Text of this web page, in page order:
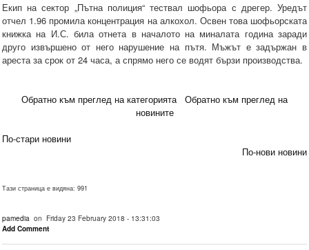
Екип на сектор „Пътна полиция“ тествал шофьора с дрегер. Уредът
отчел 1.96 промила концентрация на алкохол. Освен това шофьорската
книжка на И.С. била отнета в началото на миналата година заради
друго извършено от него нарушение на пътя. Мъжът е задържан в
ареста за срок от 24 часа, а спрямо него се водят бързи производства.
Обратно към преглед на категорията
Обратно към преглед на
новините
По-стари новини
По-нови новини
Тази страница е видяна: 991
pamedia on Friday 23 February 2018 - 13:31:03
Add Comment